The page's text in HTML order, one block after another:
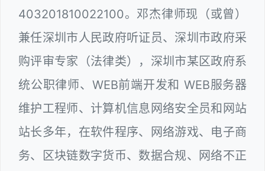
403201810022100。邓杰律师现（或曾）
兼任深圳市人民政府听证员、深圳市政府采
购评审专家（法律类），深圳市某区政府系
统公职律师、WEB前端开发和 WEB服务器
维护工程师、计算机信息网络安全员和网站
站长多年，在软件程序、网络游戏、电子商
务、区块链数字货币、数据合规、网络不正